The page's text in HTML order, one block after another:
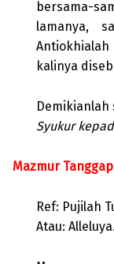
bersama-
lamanya,
kalinya
Demikianlah
Syukur
Mazmur
Ref: Pujilah
Atau: Alleluya.